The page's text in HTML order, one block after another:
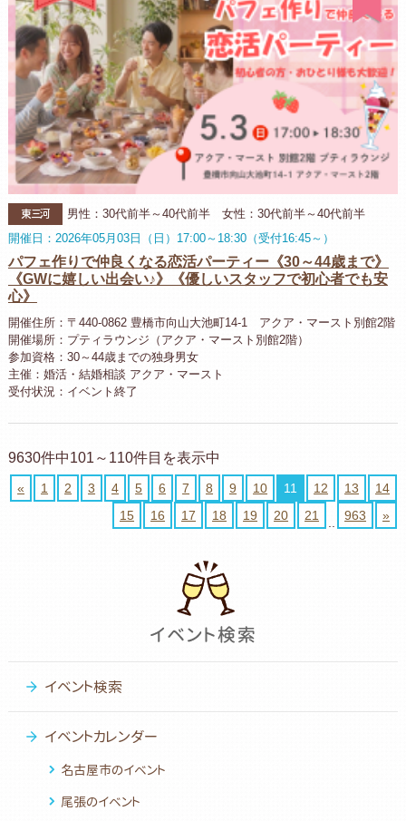
東三河
男性：30代前半～40代前半 女性：30代前半～40代前半
開催日：2026年05月03日（日）17:00～18:30（受付16:45～）
パフェ作りで仲良くなる恋活パーティー《30～44歳まで》
《GWに嬉しい出会い♪》《優しいスタッフで初心者でも安
心》
開催住所：〒440-0862 豊橋市向山大池町14-1 アクア・マースト別館2階
開催場所：プティラウンジ（アクア・マースト別館2階）
参加資格：30～44歳までの独身男女
主催：婚活・結婚相談 アクア・マースト
受付状況：イベント終了
9630件中101～110件目を表示中
« 1 2 3 4 5 6 7 8 9 10 11 12 13
14
15
16 17 18 19 20 21 963 »
イベント検索
イベントカレンダー
名古屋市のイベント
尾張のイベント